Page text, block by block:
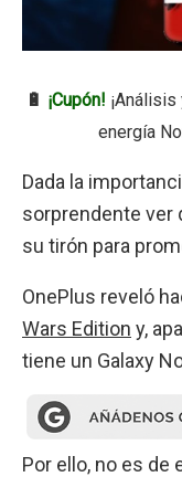
🔋 ¡Cupón!
energía
Dada la
sorprendente ver
su tirón para
OnePlus reveló
Wars Edition y,
tiene un Galaxy
Por ello, no es de